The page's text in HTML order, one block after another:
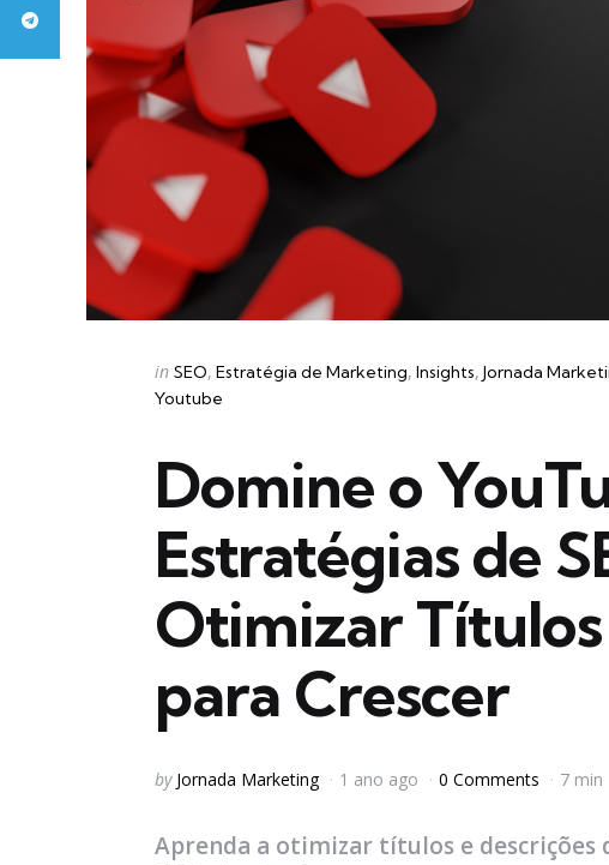
Categories
Posted
in
in SEO Estratégia de Marketing Insights Jornada
Youtube
Domine o
Estratégias de
Otimizar
para Crescer
Posted
by Jornada Marketing 1 ano ago 0 Comments 7 min
Aprenda a otimizar títulos e descrições